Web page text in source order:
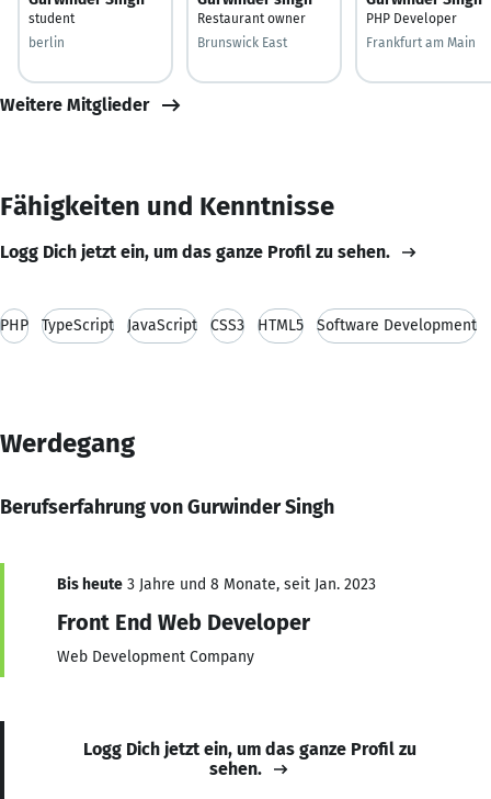
student
berlin
Restaurant owner
Brunswick East
PHP Developer
Frankfurt am Main
Weitere Mitglieder
Fähigkeiten und Kenntnisse
Logg Dich jetzt ein, um das ganze Profil zu sehen.
PHP TypeScript JavaScript CSS3 HTML5 Software Development
Werdegang
Berufserfahrung von Gurwinder Singh
Bis heute 3 Jahre und 8 Monate, seit Jan. 2023
Front End Web Developer
Web Development Company
Logg Dich jetzt ein, um das ganze Profil zu
sehen.